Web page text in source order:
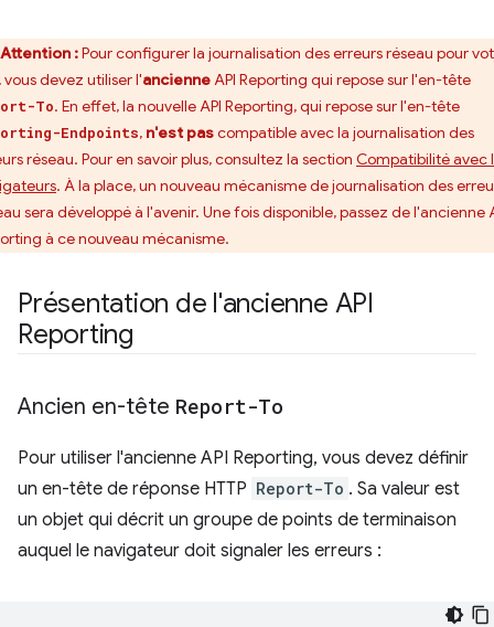
Attention :Pour configurer la journalisation des erreurs réseau pour
vous devez utiliser l'ancienneAPI Reporting qui repose sur l'en-tête
To. En effet, la nouvelle API Reporting, qui repose sur l'en-tête
Endpoints, n'est pascompatible avec la journalisation des
réseau. Pour en savoir plus, consultez la section Compatibilité avec
. À la place, un nouveau mécanisme de journalisation des
sera développé à l'avenir. Une fois disponible, passez de l'ancienne
à ce nouveau mécanisme.
Présentation de l'ancienne API
Reporting
Ancien en-tête Report-To
Pour utiliser l'ancienne API Reporting, vous devez définir
un en-tête de réponse HTTP Report-To . Sa valeur est
un objet qui décrit un groupe de points de terminaison
auquel le navigateur doit signaler les erreurs :